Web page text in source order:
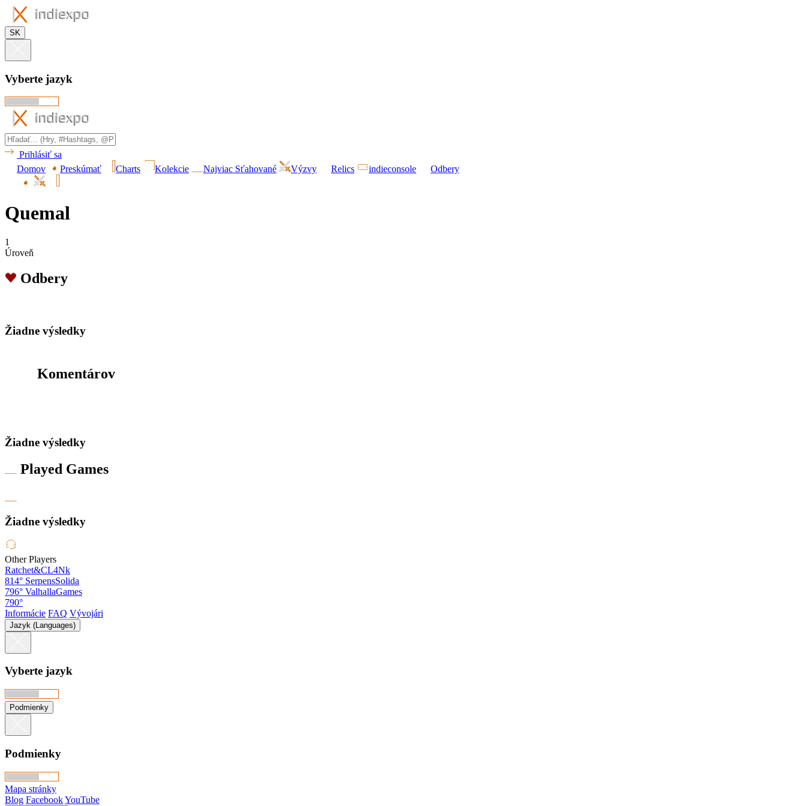
SK
Vyberte jazyk
Prihlásiť sa
Domov
Preskúmať Charts Kolekcie Najviac Sťahované Výzvy Relics indieconsole Odbery
Quemal
1
Úroveň
Odbery
Žiadne výsledky
Komentárov
Žiadne výsledky
Played Games
Žiadne výsledky
Other Players
Ratchet&CL4Nk
814° SerpensSolida
796° ValhallaGames
790°
Informácie FAQ Vývojári
Jazyk (Languages)
Vyberte jazyk
Podmienky
Podmienky
Mapa stránky
Blog FacebookYouTube